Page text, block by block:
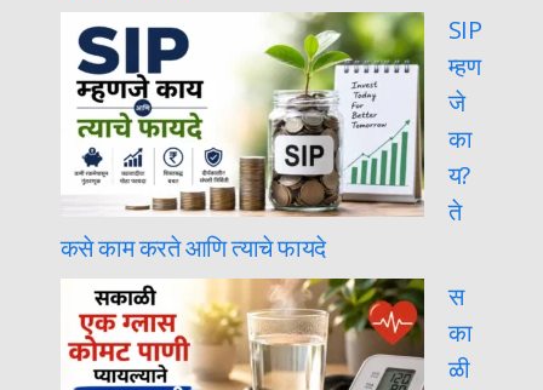
SIP
म्हण
जे
का
य?
ते
कसे काम करते आणि त्याचे फायदे
स
का
ळी